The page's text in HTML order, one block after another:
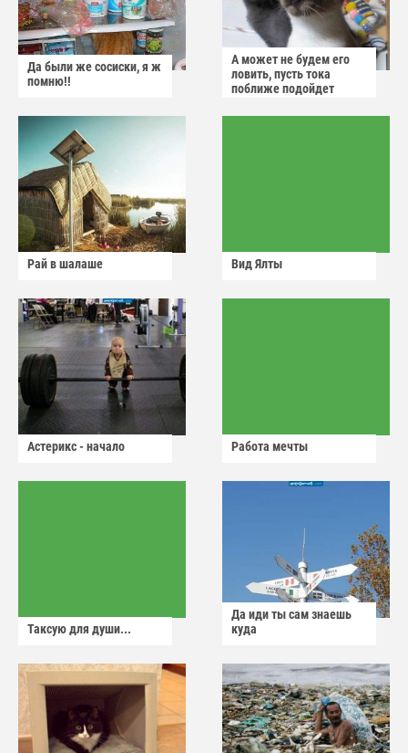
Да были же сосиски, я ж
помню!!
А может не будем его
ловить, пусть тока
поближе подойдет
Рай в шалаше Вид Ялты
Астерикс - начало Работа мечты
Таксую для души...
Да иди ты сам знаешь
куда